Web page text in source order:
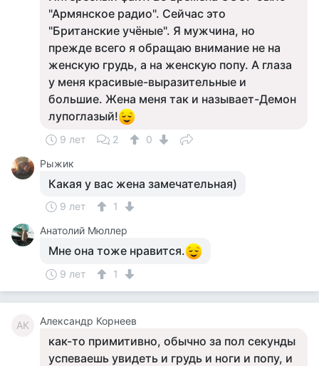
"Армянское радио". Сейчас это
"Британские учёные". Я мужчина, но
прежде всего я обращаю внимание не на
женскую грудь, а на женскую попу. А глаза
у меня красивые-выразительные и
большие. Жена меня так и называет-Демон
лупоглазый!
9 лет 2
0
Рыжик
Какая у вас жена замечательная)
9 лет
1
Анатолий Мюллер
Мне она тоже нравится.
9 лет 1
АК Александр Корнеев
как-то примитивно, обычно за пол секунды
успеваешь увидеть и грудь и ноги и попу, и